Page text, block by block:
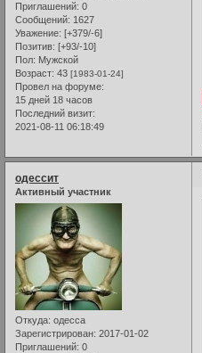
Приглашений: 0
Сообщений: 1627
Уважение: [+379/-6]
Позитив: [+93/-10]
Пол: Мужской
Возраст: 43 [1983-01-24]
Провел на форуме:
15 дней 18 часов
Последний визит:
2021-08-11 06:18:49
одессит
Активный участник
Откуда: одесса
Зарегистрирован: 2017-01-02
Приглашений: 0